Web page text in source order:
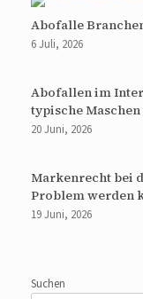
Abofalle
6 Juli, 2026
Abofallen im
typische
20 Juni, 2026
Markenrecht bei
Problem werden
19 Juni, 2026
Suchen